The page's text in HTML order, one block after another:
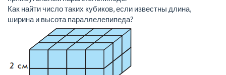
Как найти число таких кубиков, если известны длина,
ширина и высота параллелепипеда?